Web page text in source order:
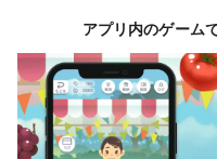
「新れんこん」はみず
す。
サラダやキンピラがお
だんだんもちっとした
②3月〜４月
アプリ内のゲーム